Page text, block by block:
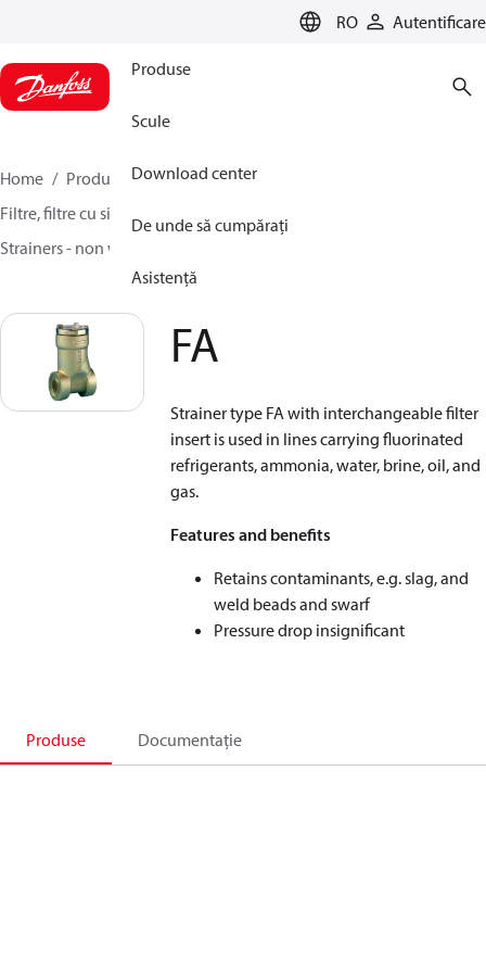
RO Autentificare
Produse
Scule
Download center
De unde să cumpărați
Asistență
Home Produse
Climate Solutions pentru răcire
Filtre, filtre cu sita si separatoare de ulei
Strainers - non welded
FA
Strainer type FA with interchangeable filter
insert is used in lines carrying fluorinated
refrigerants, ammonia, water, brine, oil, and
gas.
Features and benefits
Retains contaminants, e.g. slag, and
weld beads and swarf
Pressure drop insignificant
Produse Documentație